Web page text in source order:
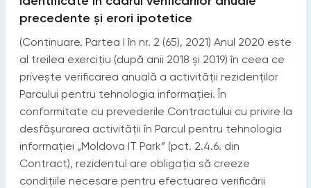
precedente și erori ipotetice
(Continuare. Partea I în nr. 2 (65), 2021) Anul 2020 este
al treilea exercițiu (după anii 2018 și 2019) în ceea ce
privește verificarea anuală a activității rezidenților
Parcului pentru tehnologia informației. În
conformitate cu prevederile Contractului cu privire la
desfășurarea activității în Parcul pentru tehnologia
informației „Moldova IT Park” (pct. 2.4.6. din
Contract), rezidentul are obligația să creeze
condițiile necesare pentru efectuarea verificării